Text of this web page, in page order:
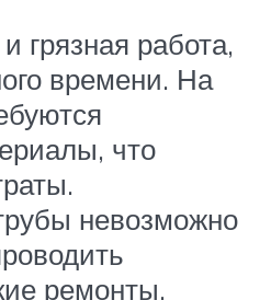
грязная работа,
времени. На
что
невозможно
ремонты.